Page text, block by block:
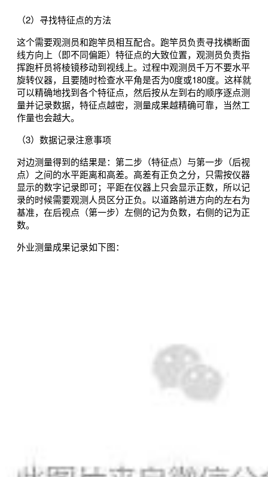
（2）寻找特征点的方法
这个需要观测员和跑竿员相互配合。跑竿员负责寻找横断面
线方向上（即不同偏距）特征点的大致位置，观测员负责指
挥跑杆员将棱镜移动到视线上。过程中观测员千万不要水平
旋转仪器，且要随时检查水平角是否为0度或180度。这样就
可以精确地找到各个特征点，然后按从左到右的顺序逐点测
量并记录数据，特征点越密，测量成果越精确可靠，当然工
作量也会越大。
（3）数据记录注意事项
对边测量得到的结果是：第二步（特征点）与第一步（后视
点）之间的水平距离和高差。高差有正负之分，只需按仪器
显示的数字记录即可；平距在仪器上只会显示正数，所以记
录的时候需要观测人员区分正负。以道路前进方向的左右为
基准，在后视点（第一步）左侧的记为负数，右侧的记为正
数。
外业测量成果记录如下图：